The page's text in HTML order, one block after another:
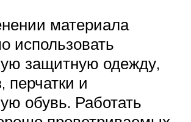
материала
использовать
защитную одежду,
перчатки и
обувь. Работать